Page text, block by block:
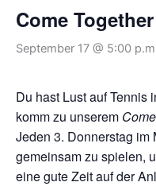
Come
September 17 @ 5:00
Du hast Lust auf Tennis
komm zu unserem
Jeden 3. Donnerstag im
gemeinsam zu spielen,
eine gute Zeit auf der